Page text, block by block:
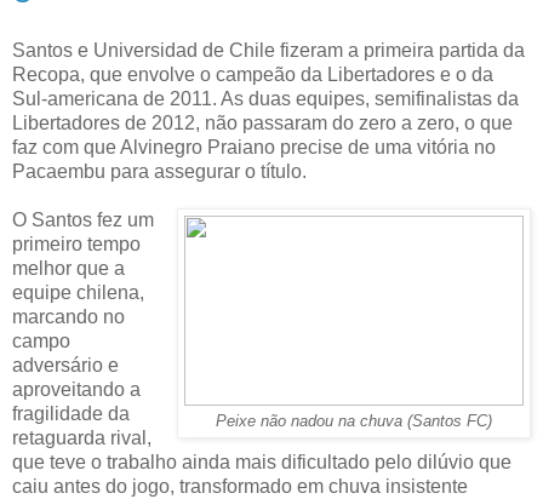
Santos e Universidad de Chile fizeram a primeira partida da
Recopa, que envolve o campeão da Libertadores e o da
Sul-americana de 2011. As duas equipes, semifinalistas da
Libertadores de 2012, não passaram do zero a zero, o que
faz com que Alvinegro Praiano precise de uma vitória no
Pacaembu para assegurar o título.
Peixe não nadou na chuva (Santos FC)
O Santos fez um
primeiro tempo
melhor que a
equipe chilena,
marcando no
campo
adversário e
aproveitando a
fragilidade da
retaguarda rival,
que teve o trabalho ainda mais dificultado pelo dilúvio que
caiu antes do jogo, transformado em chuva insistente